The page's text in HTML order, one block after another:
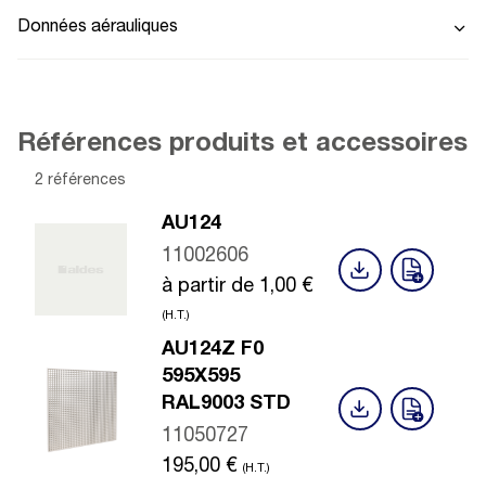
Données aérauliques
Références produits et accessoires
2 références
AU124
11002606
à partir de 1,00 €
(H.T.)
AU124Z F0
595X595
RAL9003 STD
11050727
195,00 € (H.T.)